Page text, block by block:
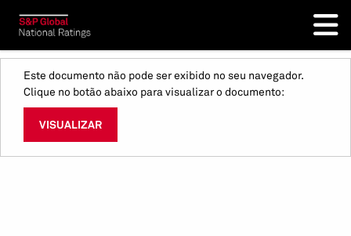
Este documento não pode ser exibido no seu navegador.
Clique no botão abaixo para visualizar o documento:
VISUALIZAR